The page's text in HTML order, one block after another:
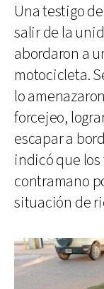
Una testigo
salir de la
abordaron a
motocicleta.
lo
forcejeo,
escapar a
indicó que
contramano
situación de